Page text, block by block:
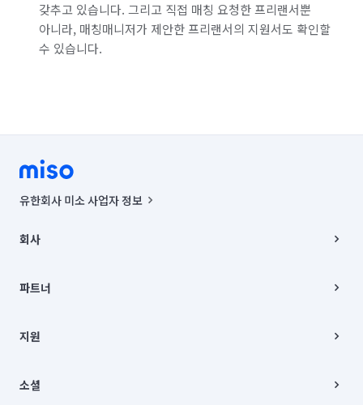
갖추고 있습니다. 그리고 직접 매칭 요청한 프리랜서뿐
아니라, 매칭매니저가 제안한 프리랜서의 지원서도 확인할
수 있습니다.
유한회사 미소 사업자 정보
00019 |
주소 | 본사: 서울특별시 종로구 율곡로 6(중학동, 트윈트리빌딩) B동 5층
컨택센터 : 서울특별시 종로구 수송동 율곡로 24, 7층, 8층 미소
상품, 상품정보, 거래에 관한 의무와 책임은 거래당사자에게 있습니다.
언론 보도 관련 문의:
© 유한회사 미소. Miso, Inc. All Rights Reserved.
회사
채용
파트너
이사
지원
이용약관
소셜